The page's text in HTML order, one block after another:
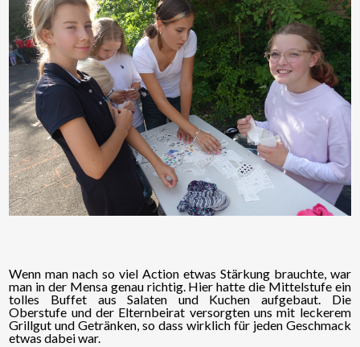
Wenn man nach so viel Action etwas Stärkung brauchte, war
man in der Mensa genau richtig. Hier hatte die Mittelstufe ein
tolles Buffet aus Salaten und Kuchen aufgebaut. Die
Oberstufe und der Elternbeirat versorgten uns mit leckerem
Grillgut und Getränken, so dass wirklich für jeden Geschmack
etwas dabei war.